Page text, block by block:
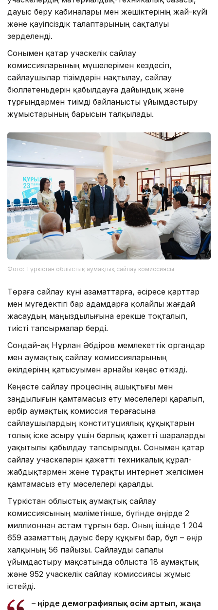
дауыс беру кабиналары мен жәшіктерінің жай-күйі
және қауіпсіздік талаптарының сақталуы
зерделенді.
Сонымен қатар учаскелік сайлау
комиссияларының мүшелерімен кездесіп,
сайлаушылар тізімдерін нақтылау, сайлау
бюллетеньдерін қабылдауға дайындық және
тұрғындармен тиімді байланысты ұйымдастыру
жұмыстарының барысын талқылады.
Фото: Түркістан облыстық аумақтық сайлау комиссиясы
Төраға сайлау күні азаматтарға, әсіресе қарттар
мен мүгедектігі бар адамдарға қолайлы жағдай
жасаудың маңыздылығына ерекше тоқталып,
тиісті тапсырмалар берді.
Сондай-ақ Нұрлан Әбдіров мемлекеттік органдар
мен аумақтық сайлау комиссияларының
өкілдерінің қатысуымен арнайы кеңес өткізді.
Кеңесте сайлау процесінің ашықтығы мен
заңдылығын қамтамасыз ету мәселелері қаралып,
әрбір аумақтық комиссия төрағасына
сайлаушылардың конституциялық құқықтарын
толық іске асыру үшін барлық қажетті шараларды
уақытылы қабылдау тапсырылды. Сонымен қатар
сайлау учаскелерін қажетті техникалық құрал-
жабдықтармен және тұрақты интернет желісімен
қамтамасыз ету мәселелері қаралды.
Түркістан облыстық аумақтық сайлау
комиссиясының мәліметінше, бүгінде өңірде 2
миллионнан астам тұрғын бар. Оның ішінде 1 204
659 азаматтың дауыс беру құқығы бар, бұл – өңір
халқының 56 пайызы. Сайлауды сапалы
ұйымдастыру мақсатында облыста 18 аумақтық
және 952 учаскелік сайлау комиссиясы жұмыс
істейді.
– Өңірде демографиялық өсім артып, жаңа